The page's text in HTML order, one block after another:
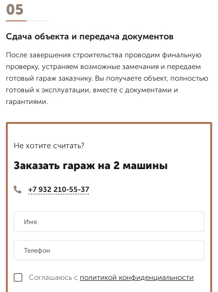
05
Сдача объекта и передача документов
После завершения строительства проводим финальную
проверку, устраняем возможные замечания и передаем
готовый гараж заказчику. Вы получаете объект, полностью
готовый к эксплуатации, вместе с документами и
гарантиями.
Не хотите считать?
Заказать гараж на 2 машины
+7 932 210-55-37
Соглашаюсь с политикой конфиденциальности